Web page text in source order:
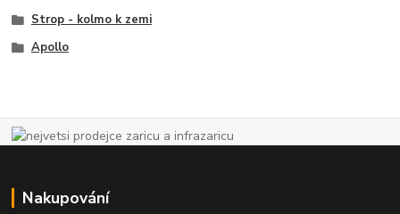
Strop - kolmo k zemi
Apollo
Nakupování